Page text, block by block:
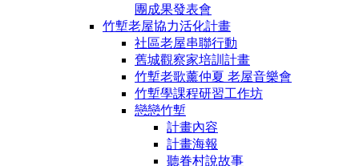
團成果發表會
竹塹老屋協力活化計畫
社區老屋串聯行動
舊城觀察家培訓計畫
竹塹老歌薰仲夏 老屋音樂會
竹塹學課程研習工作坊
戀戀竹塹
計畫內容
計畫海報
聽眷村說故事